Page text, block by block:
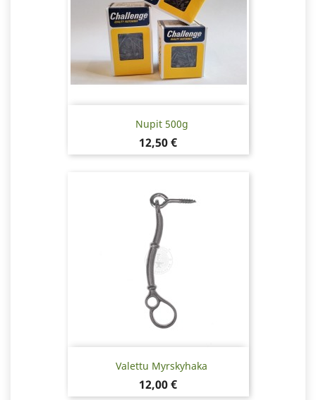
Nupit 500g
Hinta
12,50 €
Valettu Myrskyhaka
Hinta
12,00 €